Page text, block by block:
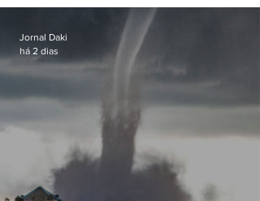
Jornal Daki
há 2 dias